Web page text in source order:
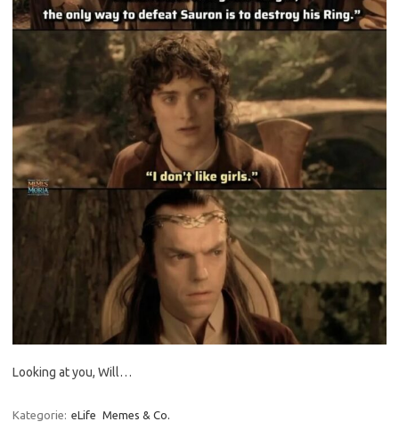
Looking at you, Will…
Kategorie: eLife Memes & Co.